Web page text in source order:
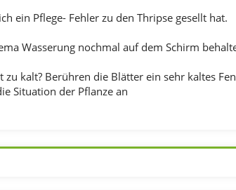
ein Pflege- Fehler zu den Thripse gesellt hat.
Wasserung nochmal auf dem Schirm
zu kalt? Berühren die Blätter ein sehr kaltes
Situation der Pflanze an